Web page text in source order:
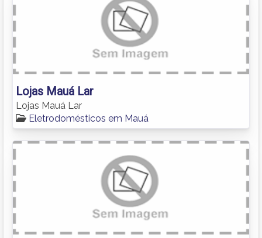
Lojas Mauá Lar
Lojas Mauá Lar
Eletrodomésticos em Mauá